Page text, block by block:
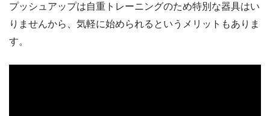
プッシュアップは自重トレーニングのため特別な器具はい
りませんから、気軽に始められるというメリットもありま
す。